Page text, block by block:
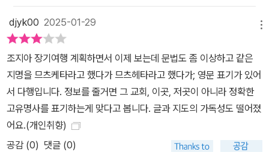
djyk00 2025-01-29
조지아 장기여행 계획하면서 이제 보는데 문법도 좀 이상하고 같은
지명을 므츠케타라고 했다가 므츠헤타라고 했다가; 영문 표기가 있어
서 다행입니다. 정보를 줄거면 그 교회, 이곳, 저곳이 아니라 정확한
고유명사를 표기하는게 맞다고 봅니다. 글과 지도의 가독성도 떨어졌
어요.(개인취향)
공감 (0) 댓글 (0)